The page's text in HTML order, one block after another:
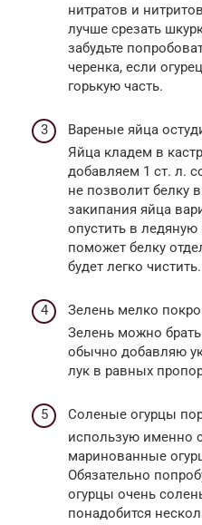
нитратов и
лучше срезать
забудьте
черенка, если
горькую часть.
Вареные яйца
Яйца кладем в
добавляем 1 ст. л.
не позволит белку
закипания яйца
опустить в
поможет белку
будет легко чистить.
Зелень мелко
Зелень можно
обычно добавляю
лук в равных
Соленые огурцы
использую именно
маринованные
Обязательно
огурцы очень
понадобится